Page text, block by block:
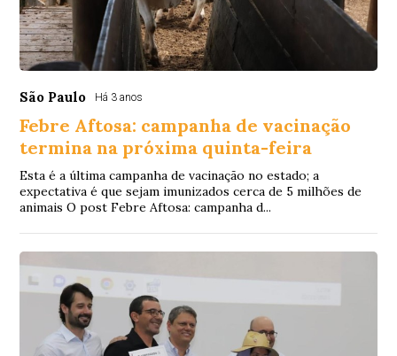
São Paulo Há 3 anos
Febre Aftosa: campanha de vacinação
termina na próxima quinta-feira
Esta é a última campanha de vacinação no estado; a
expectativa é que sejam imunizados cerca de 5 milhões de
animais O post Febre Aftosa: campanha d...